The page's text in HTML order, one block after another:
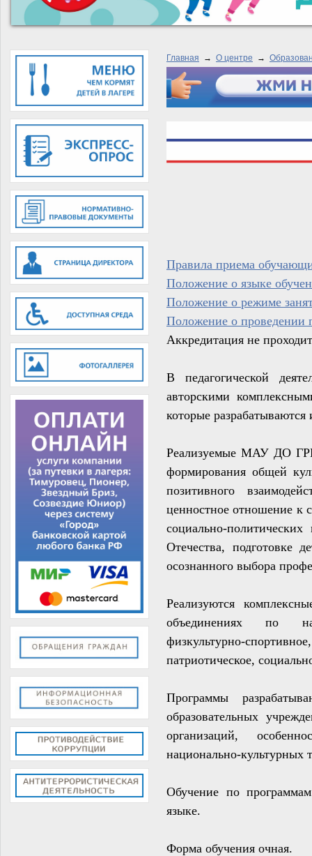
Главная → О центре →
Правила приема
Положение о языке
Положение о режиме
Положение о проведении
Аккредитация не
В педагогической
авторскими
которые
Реализуемые МАУ ДО
формирования общей
позитивного
ценностное отношение к
социально-
Отечества, подготовке
осознанного выбора
Реализуются
объединениях по
физкультурно-
патриотическое,
Программы
образовательных
организаций,
национально-культурных
Обучение по программам
языке.
Форма обучения очная.